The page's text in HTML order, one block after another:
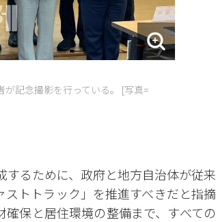
が記念撮影を行っている。 [写真=
るために、政府と地方自治体が従来
トトラック」を推進すべきだと指摘
保と居住環境の整備まで、すべての